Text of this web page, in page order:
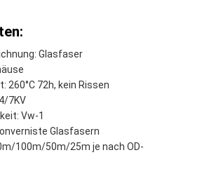
Glasfaser
260°C 72h, kein Rissen
7KV
Vw-1
Glasfasern
100m/50m/25m je nach OD-